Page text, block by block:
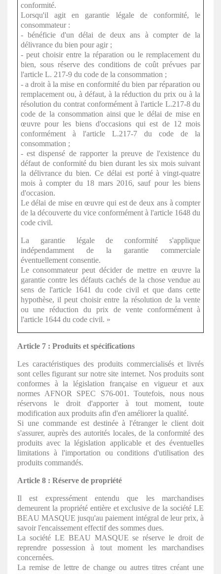
conformité.
Lorsqu'il agit en garantie légale de conformité, le
consommateur :
- bénéficie d'un délai de deux ans à compter de la
délivrance du bien pour agir ;
- peut choisir entre la réparation ou le remplacement du
bien, sous réserve des conditions de coût prévues par
l'article L. 217-9 du code de la consommation ;
- a droit à la mise en conformité du bien par réparation ou
remplacement ou, à défaut, à la réduction du prix ou à la
résolution du contrat conformément à l'article L.217-8 du
code de la consommation ainsi que le délai de mise en
œuvre pour les biens d'occasions qui est de 12 mois
conformément à l'article L.217-7 du code de la
consommation ;
- est dispensé de rapporter la preuve de l'existence du
défaut de conformité du bien durant les six mois suivant
la délivrance du bien. Ce délai est porté à vingt-quatre
mois à compter du 18 mars 2016, sauf pour les biens
d'occasion.
Le délai de mise en œuvre qui est de deux ans à compter
de la découverte du vice conformément à l'article 1648 du
code civil.
La garantie légale de conformité s'applique
indépendamment de la garantie commerciale
éventuellement consentie.
Le consommateur peut décider de mettre en œuvre la
garantie contre les défauts cachés de la chose vendue au
sens de l'article 1641 du code civil et que dans cette
hypothèse, il peut choisir entre la résolution de la vente
ou une réduction du prix de vente conformément à
l'article 1644 du code civil. »
Article 7 : Produits et spécifications
Les caractéristiques des produits commercialisés et livrés
sont celles figurant sur notre site internet. Nos produits sont
conformes à la législation française en vigueur et aux
normes AFNOR SPEC S76-001. Toutefois, nous nous
réservons le droit d'apporter à tout moment, toute
modification aux produits afin d'en améliorer la qualité.
Si une commande est destinée à l'étranger le client doit
s'assurer, auprès des autorités locales, de la conformité des
produits avec la législation applicable et des éventuelles
limitations à l'importation ou conditions d'utilisation des
produits commandés.
Article 8 : Réserve de propriété
Il est expressément entendu que les marchandises
demeurent la propriété entière et exclusive de la société LE
BEAU MASQUE jusqu'au paiement intégral de leur prix, à
savoir l'encaissement effectif des sommes dues.
La société LE BEAU MASQUE se réserve le droit de
reprendre possession à tout moment les marchandises
concernées.
La remise de lettre de change ou autres titres créant une